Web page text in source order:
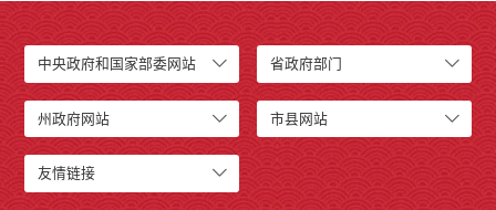
中央政府和国家部委网站 省政府部门
州政府网站 市县网站
友情链接